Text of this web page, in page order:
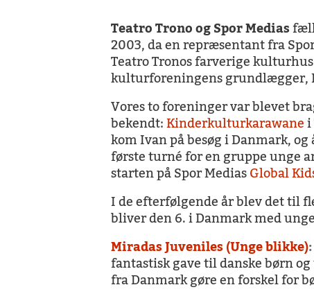
Teatro Trono og Spor Medias
2003, da en repræsentant fra
Teatro Tronos farverige
kulturforeningens grundlægger,
Vores to foreninger var blevet
bekendt:Kinderkulturkarawanei
kom Ivan på besøg i Danmark,
første turné for en gruppe unge
starten på Spor MediasGlobal
I de efterfølgende år blev det til
bliver den 6. i Danmark med
Miradas Juveniles (Unge blikke):
fantastisk gave til danske børn
fra Danmark gøre en forskel for